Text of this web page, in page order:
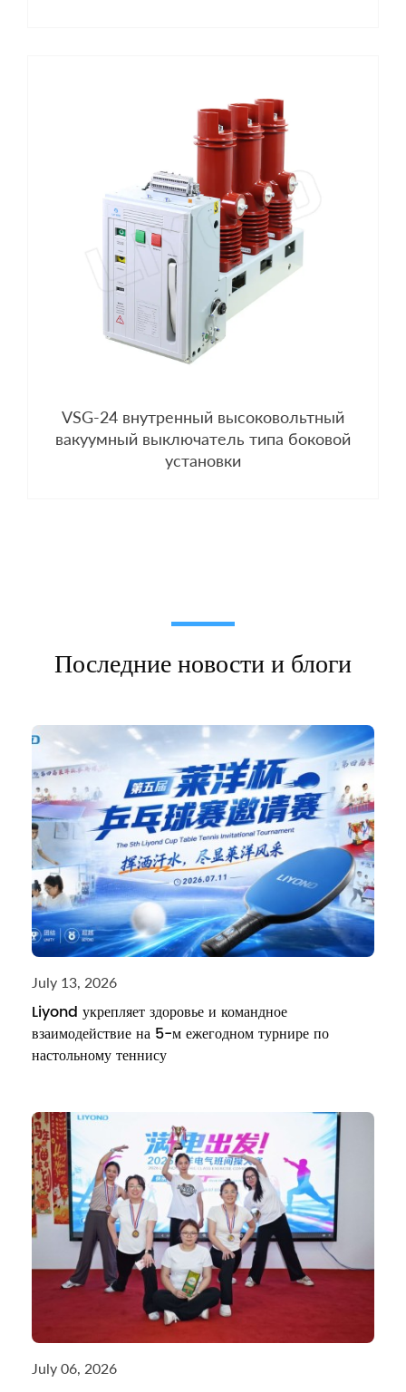
VSG-24 внутренный высоковольтный
вакуумный выключатель типа боковой
установки
Последние новости и блоги
July 13, 2026
Liyond укрепляет здоровье и командное
взаимодействие на 5-м ежегодном турнире по
настольному теннису
July 06, 2026